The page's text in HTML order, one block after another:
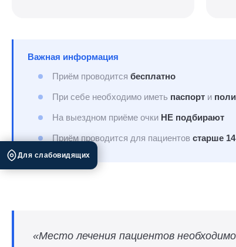
Важная информация
Приём проводится бесплатно
При себе необходимо иметь паспорт и
На выездном приёме очки НЕ подбирают
Приём проводится для пациентов старше
«Место лечения пациентов
Для слабовидящих